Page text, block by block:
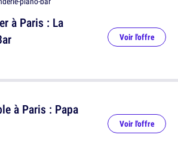
à Paris : Papa
Voir l'offre
à Paris : La
Voir l'offre